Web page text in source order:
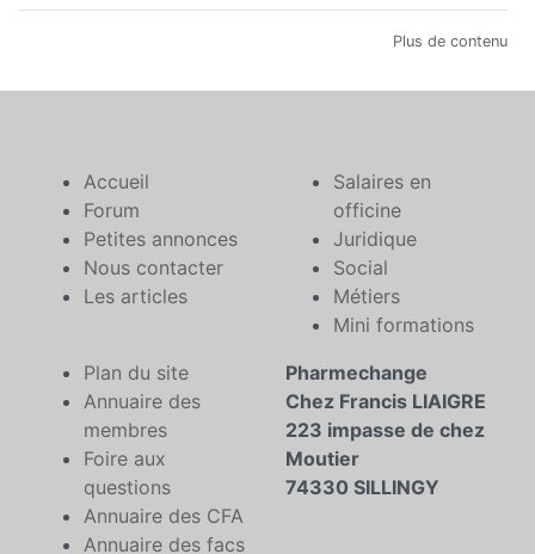
Plus de contenu
Accueil
Forum
Petites annonces
Nous contacter
Les articles
Salaires en
officine
Juridique
Social
Métiers
Mini formations
Plan du site
Annuaire des
membres
Foire aux
questions
Annuaire des CFA
Annuaire des facs
Pharmechange
Chez Francis LIAIGRE
223 impasse de chez
Moutier
74330 SILLINGY